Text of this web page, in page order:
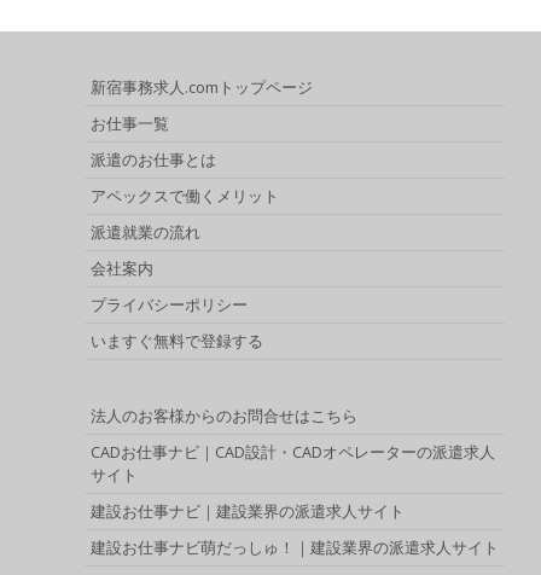
新宿事務求人.comトップページ
お仕事一覧
派遣のお仕事とは
アペックスで働くメリット
派遣就業の流れ
会社案内
プライバシーポリシー
いますぐ無料で登録する
法人のお客様からのお問合せはこちら
CADお仕事ナビ｜CAD設計・CADオペレーターの派遣求人
サイト
建設お仕事ナビ｜建設業界の派遣求人サイト
建設お仕事ナビ萌だっしゅ！｜建設業界の派遣求人サイト